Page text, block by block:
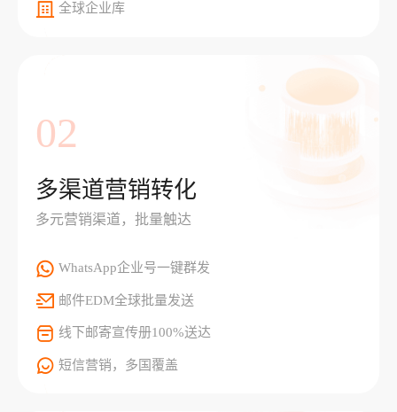
全球企业库
02
多渠道营销转化
多元营销渠道，批量触达
WhatsApp企业号一键群发
邮件EDM全球批量发送
线下邮寄宣传册100%送达
短信营销，多国覆盖